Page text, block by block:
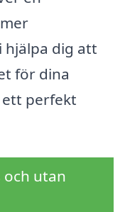
hjälpa dig att
för dina
ett perfekt
och utan